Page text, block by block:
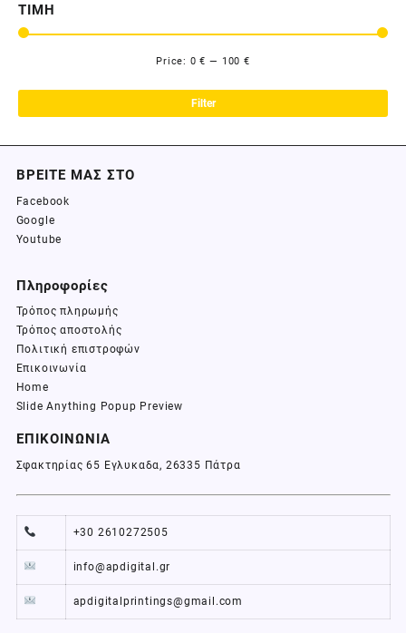
ΤΙΜΗ
Filter
Price: 0 € — 100 €
ΒΡΕΙΤΕ ΜΑΣ ΣΤΟ
Facebook
Google
Youtube
Πληροφορίες
Τρόπος πληρωμής
Τρόπος αποστολής
Πολιτική επιστροφών
Επικοινωνία
Home
Slide Anything Popup Preview
ΕΠΙΚΟΙΝΩΝΙΑ
Σφακτηρίας 65 Εγλυκαδα, 26335 Πάτρα
+30 2610272505
info@apdigital.gr
apdigitalprintings@gmail.com